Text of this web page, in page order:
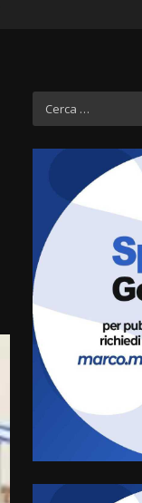
Ricerca
per:
4
5